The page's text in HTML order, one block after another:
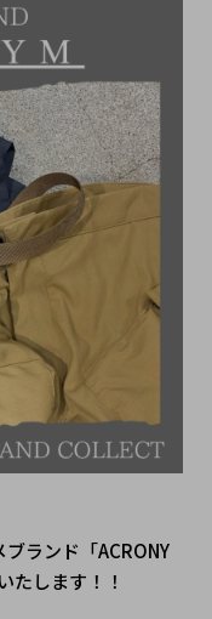
ランド「ACRONY
たします！！